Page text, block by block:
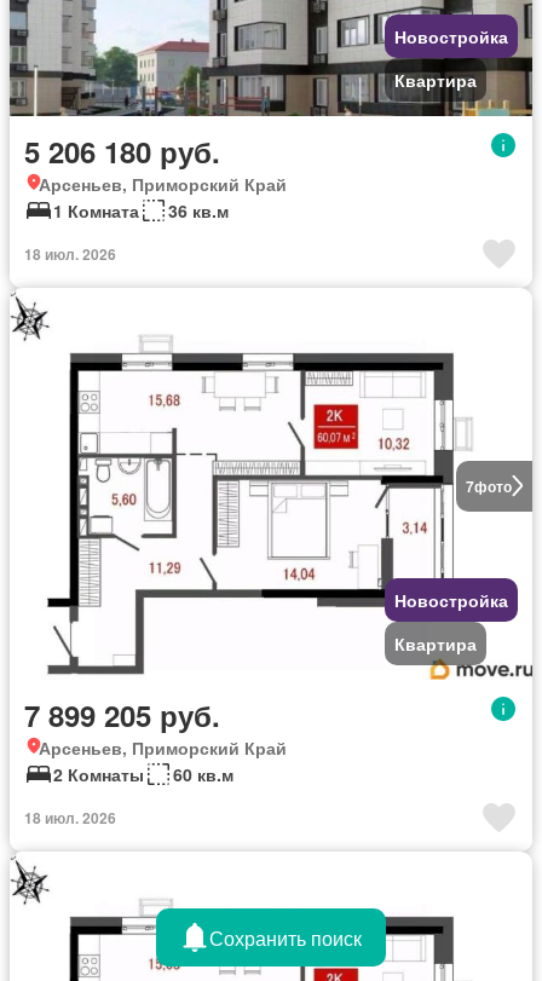
Новостройка
Квартира
5 206 180 руб.
Арсеньев, Приморский Край
1 Комната
36 кв.м
18 июл. 2026
7фото
Новостройка
Квартира
7 899 205 руб.
Арсеньев, Приморский Край
2 Комнаты
60 кв.м
18 июл. 2026
Сохранить поиск